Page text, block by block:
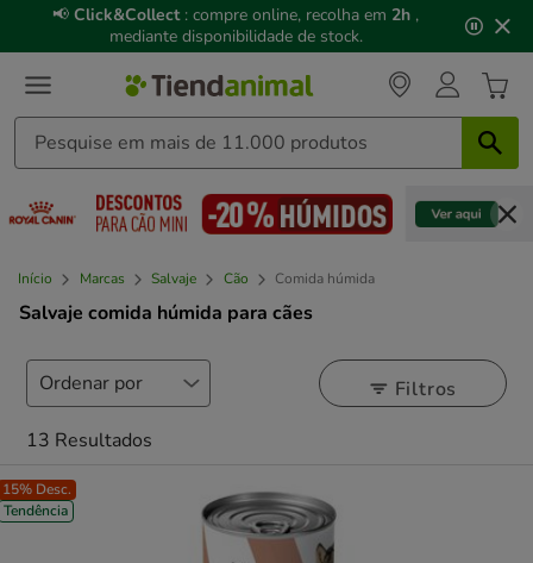
3,
mensagem,
📢 Click&Collect : compre online, recolha em 2h ,
mediante disponibilidade de stock.
Início Marcas Salvaje Cão Comida húmida
Salvaje comida húmida para cães
Filtros
13 Resultados
15% Desc.
Tendência